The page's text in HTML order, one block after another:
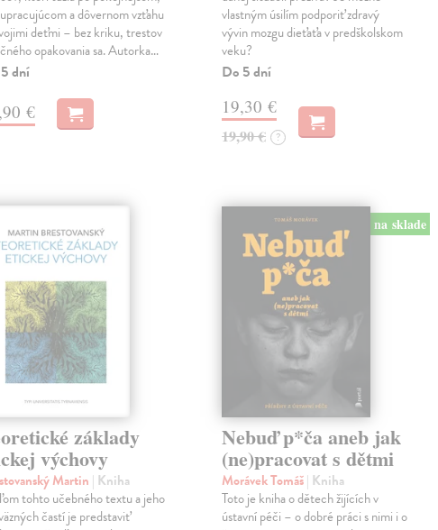
a dôvernom vzťahu
deťmi – bez kriku, trestov
opakovania sa. Autorka…
dní
€
vlastným úsilím podporiť zdravý
vývin mozgu dieťaťa v predškolskom
veku?
Do 5 dní
19,30 €
19,90 € ?
základy
výchovy
Martin | Kniha
tohto učebného textu a jeho
častí je predstaviť
na sklade
Nebuď p*ča aneb jak
(ne)pracovat s dětmi
Morávek Tomáš| Kniha
Toto je kniha o dětech žijících v
ústavní péči – o dobré práci s nimi i o